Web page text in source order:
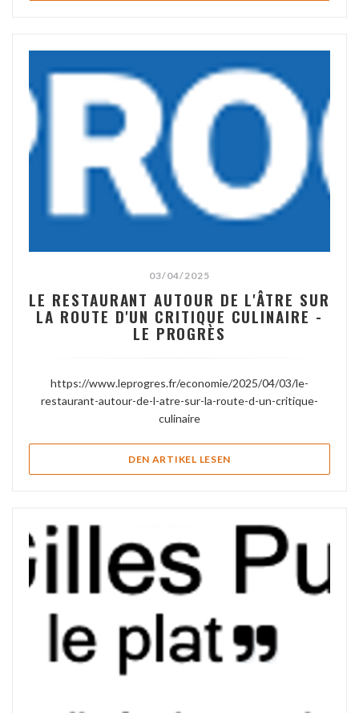
03/04/2025
LE RESTAURANT AUTOUR DE L'ÂTRE SUR
LA ROUTE D'UN CRITIQUE CULINAIRE -
LE PROGRÈS
https://www.leprogres.fr/economie/2025/04/03/le-
restaurant-autour-de-l-atre-sur-la-route-d-un-critique-
culinaire
DEN ARTIKEL LESEN